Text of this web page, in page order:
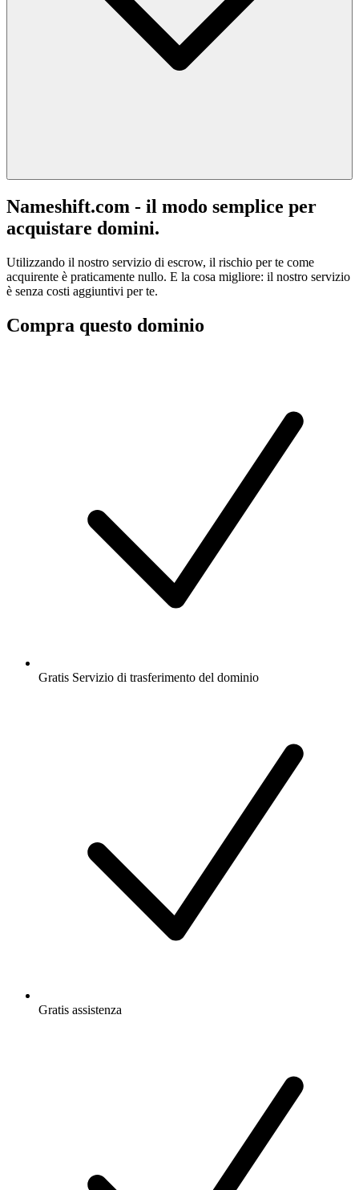
Nameshift.com - il modo semplice per
acquistare domini.
Utilizzando il nostro servizio di escrow, il rischio per te come
acquirente è praticamente nullo. E la cosa migliore: il nostro servizio
è senza costi aggiuntivi per te.
Compra questo dominio
Gratis Servizio di trasferimento del dominio
Gratis assistenza